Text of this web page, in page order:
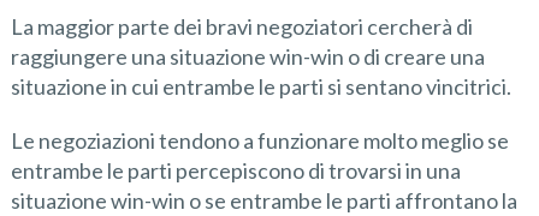
La maggior parte dei bravi negoziatori cercherà di
raggiungere una situazione win-win o di creare una
situazione in cui entrambe le parti si sentano vincitrici.
Le negoziazioni tendono a funzionare molto meglio se
entrambe le parti percepiscono di trovarsi in una
situazione win-win o se entrambe le parti affrontano la